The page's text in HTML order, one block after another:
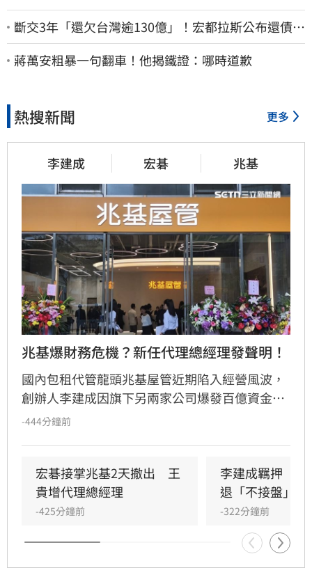
斷交3年「還欠台灣逾130億」！宏都拉斯公布還債細
節 竟只還了6％
蔣萬安粗暴一句翻車！他揭鐵證：哪時道歉
熱搜新聞 更多
李建成 宏碁 兆基
兆基爆財務危機？新任代理總經理發聲明！
國內包租代管龍頭兆基屋管近期陷入經營風波，
創辦人李建成因旗下另兩家公司爆發百億資金缺
口辭去董座，引發市場高度關注。兆基歷經宏碁
法人，與前述公司財務切割，內部金流正常且無
押金挪用情事。目前公司已委請專業會計師查
核，強調營運未受影響，並將進行內部改組以邁
向永續經營，同時呼籲外界勿散播未經查證之謠
言，公司將保留法律追訴權，維護品牌聲譽與租
戶權益。
-444分鐘前
宏碁接掌兆基2天撤出　王
貴增代理總經理
-425分鐘前
李建成羈押　
退「不接盤」風
-322分鐘前